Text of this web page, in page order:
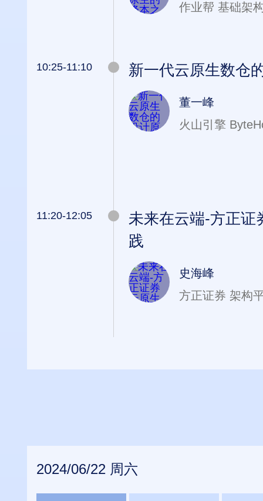
作业帮 基础架
10:25-11:10 新一代云原生数仓
董一峰
火山引擎
11:20-12:05
未来在云端-方正证
践
史海峰
方正证券 架构
2024/06/22 周六